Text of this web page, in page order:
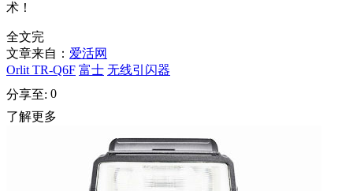
术！
全文完
文章来自： 爱活网
Orlit TR-Q6F 富士 无线引闪器
分享至: 0
了解更多